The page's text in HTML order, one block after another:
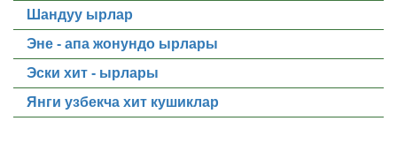
Шандуу ырлар
Эне - апа жонундо ырлары
Эски хит - ырлары
Янги узбекча хит кушиклар